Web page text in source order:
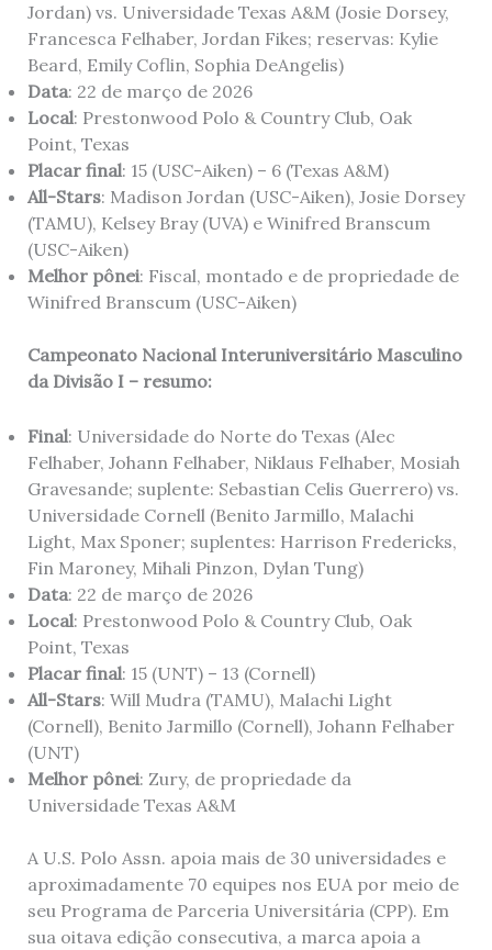
Jordan) vs. Universidade Texas A&M (Josie Dorsey,
Francesca Felhaber, Jordan Fikes; reservas: Kylie
Beard, Emily Coflin, Sophia DeAngelis)
Data: 22 de março de 2026
Local: Prestonwood Polo & Country Club, Oak
Point, Texas
Placar final: 15 (USC-Aiken) – 6 (Texas A&M)
All-Stars: Madison Jordan (USC-Aiken), Josie Dorsey
(TAMU), Kelsey Bray (UVA) e Winifred Branscum
(USC-Aiken)
Melhor pônei: Fiscal, montado e de propriedade de
Winifred Branscum (USC-Aiken)
Campeonato Nacional Interuniversitário Masculino
da Divisão I – resumo:
Final: Universidade do Norte do Texas (Alec
Felhaber, Johann Felhaber, Niklaus Felhaber, Mosiah
Gravesande; suplente: Sebastian Celis Guerrero) vs.
Universidade Cornell (Benito Jarmillo, Malachi
Light, Max Sponer; suplentes: Harrison Fredericks,
Fin Maroney, Mihali Pinzon, Dylan Tung)
Data: 22 de março de 2026
Local: Prestonwood Polo & Country Club, Oak
Point, Texas
Placar final: 15 (UNT) – 13 (Cornell)
All-Stars: Will Mudra (TAMU), Malachi Light
(Cornell), Benito Jarmillo (Cornell), Johann Felhaber
(UNT)
Melhor pônei: Zury, de propriedade da
Universidade Texas A&M
A U.S. Polo Assn. apoia mais de 30 universidades e
aproximadamente 70 equipes nos EUA por meio de
seu Programa de Parceria Universitária (CPP). Em
sua oitava edição consecutiva, a marca apoia a